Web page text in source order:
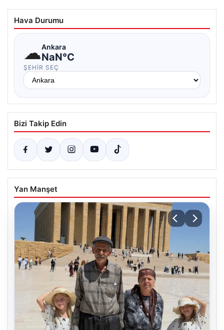
Hava Durumu
☁Ankara
NaN°C
ŞEHIR SEÇ
Bizi Takip Edin
Yan Manşet